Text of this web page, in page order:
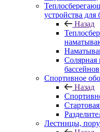
устройства для
Назад
Солярная
бассейнов
Спортивное
Назад
Лестницы,